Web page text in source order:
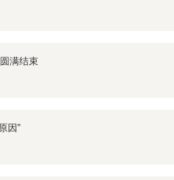
满结束
因”